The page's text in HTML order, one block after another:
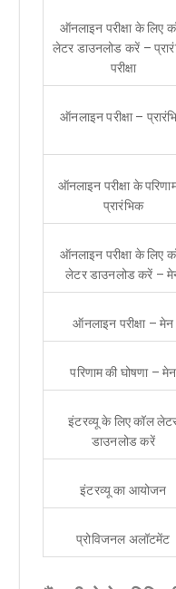
ऑनलाइन परीक्षा के लिए
लेटर डाउनलोड करें –
परीक्षा
ऑनलाइन परीक्षा –
ऑनलाइन परीक्षा के
प्रारंभिक
ऑनलाइन परीक्षा के लिए
लेटर डाउनलोड करें –
ऑनलाइन परीक्षा – मेन
परिणाम की घोषणा – मेन
इंटरव्यू के लिए कॉल
डाउनलोड करें
इंटरव्यू का आयोजन
प्रोविजनल अलॉटमेंट